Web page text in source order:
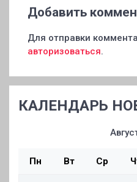
Добавить
Для отправки
авторизоваться.
КАЛЕНДАРЬ
Пн Вт Ср